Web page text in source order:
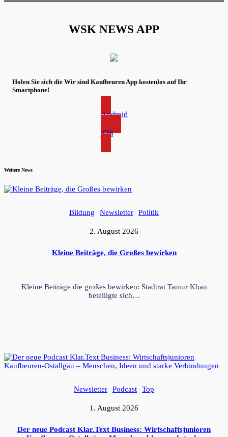
WSK NEWS APP
Holen Sie sich die Wir sind Kaufbeuren App kostenlos auf Ihr
Smartphone!
Android
iOS
Weitere News
Bildung Newsletter Politik
2. August 2026
Kleine Beiträge, die Großes bewirken
Kleine Beiträge die großes bewirken: Stadtrat Tamur Khan
beteiligte sich…
Newsletter Podcast Top
1. August 2026
Der neue Podcast Klar.Text Business: Wirtschaftsjunioren